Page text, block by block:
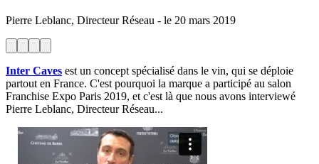
Pierre Leblanc, Directeur Réseau - le 20 mars 2019
Inter Caves est un concept spécialisé dans le vin, qui se déploie
partout en France. C'est pourquoi la marque a participé au salon
Franchise Expo Paris 2019, et c'est là que nous avons interviewé
Pierre Leblanc, Directeur Réseau...